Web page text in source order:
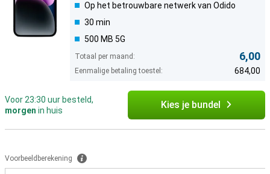
Op het betrouwbare netwerk van Odido
30 min
500 MB 5G
Totaal per maand: 6,00
Eenmalige betaling toestel: 684,00
Voor 23:30 uur besteld,
morgen in huis Kies je bundel
Voorbeeldberekening